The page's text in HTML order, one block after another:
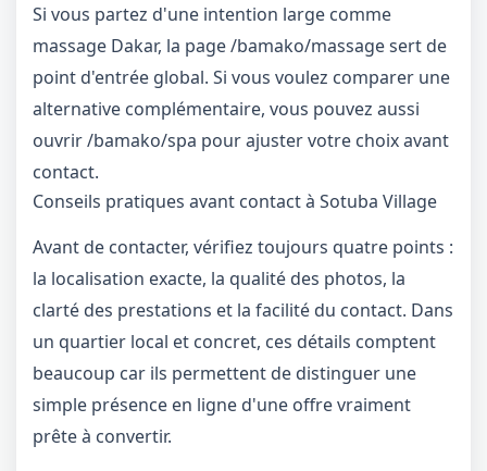
Si vous partez d'une intention large comme
massage Dakar, la page/bamako/massagesert de
point d'entrée global. Si vous voulez comparer une
alternative complémentaire, vous pouvez aussi
ouvrir/bamako/spa pour ajuster votre choix avant
contact.
Conseils pratiques avant contact à Sotuba Village
Avant de contacter, vérifiez toujours quatre points :
la localisation exacte, la qualité des photos, la
clarté des prestations et la facilité du contact. Dans
un quartier local et concret, ces détails comptent
beaucoup car ils permettent de distinguer une
simple présence en ligne d'une offre vraiment
prête à convertir.